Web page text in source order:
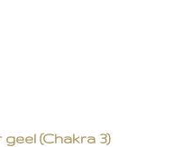
(Chakra 3)